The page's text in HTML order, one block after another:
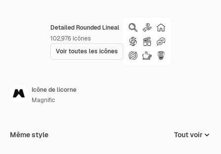
Detailed Rounded Lineal
102,976 Icônes
Voir toutes les icônes
Icône de licorne
Magnific
Même style Tout voir